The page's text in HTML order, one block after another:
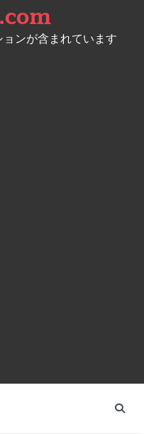
ンが含まれています